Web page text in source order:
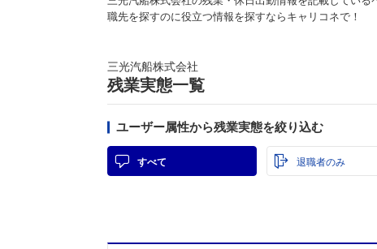
職先を探すのに役立つ情報を探すならキャリコネで！
三光汽船株式会社
残業実態一覧
ユーザー属性から残業実態を絞り込む
すべて 退職者のみ